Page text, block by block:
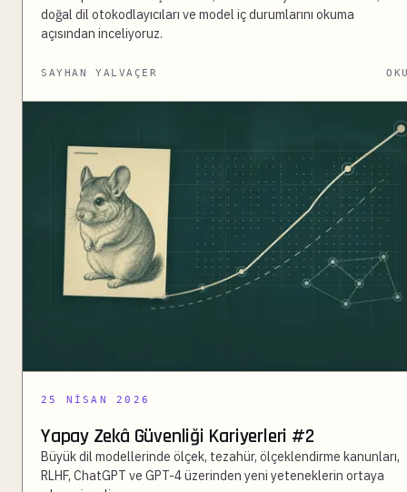
doğal dil otokodlayıcıları ve model iç durumlarını okuma
açısından inceliyoruz.
SAYHAN YALVAÇER
25 NISAN 2026
Yapay Zekâ Güvenliği Kariyerleri #2
Büyük dil modellerinde ölçek, tezahür, ölçeklendirme kanunları,
RLHF, ChatGPT ve GPT-4 üzerinden yeni yeteneklerin ortaya